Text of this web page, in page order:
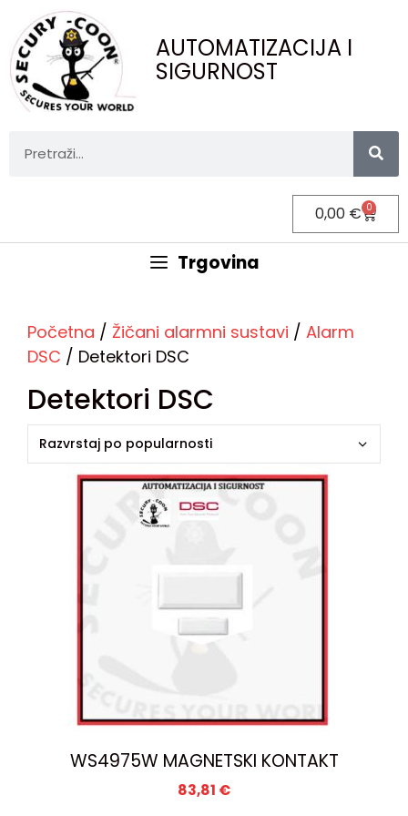
AUTOMATIZACIJA I
SIGURNOST
0,00 € 0
Trgovina
Početna / Žičani alarmni sustavi / Alarm
DSC / Detektori DSC
Detektori DSC
WS4975W MAGNETSKI KONTAKT
83,81 €